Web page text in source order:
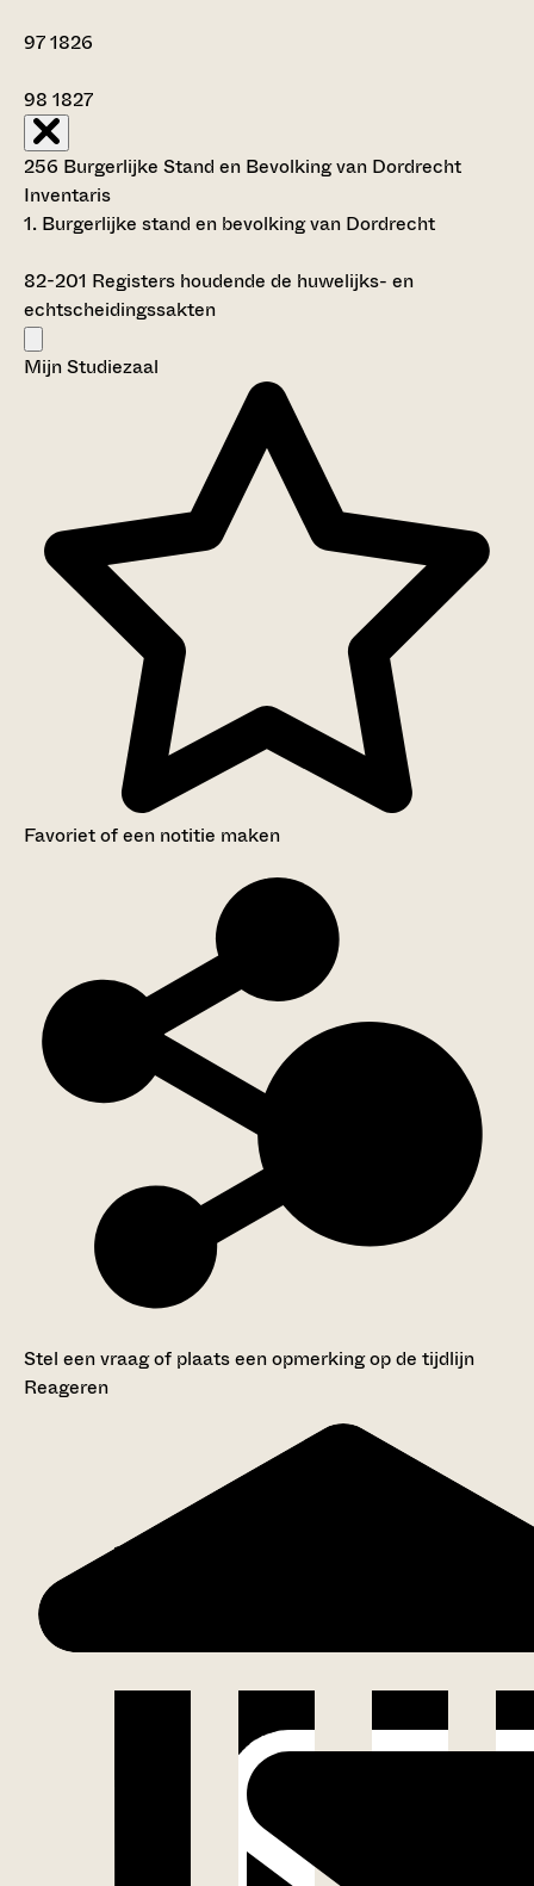
971826
98 1827
256 Burgerlijke Stand en Bevolking van Dordrecht
Inventaris
1. Burgerlijke stand en bevolking van Dordrecht
82-201 Registers houdende de huwelijks- en
echtscheidingssakten
Mijn Studiezaal
Favoriet of een notitie maken
Stel een vraag of plaats een opmerking op de tijdlijn
Reageren